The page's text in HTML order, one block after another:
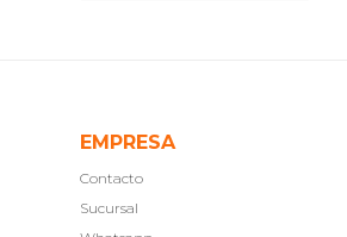
EMPRESA
Contacto
Sucursal